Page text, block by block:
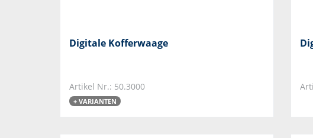
Digitale Kofferwaage
Artikel Nr.: 50.3000
+ VARIANTEN